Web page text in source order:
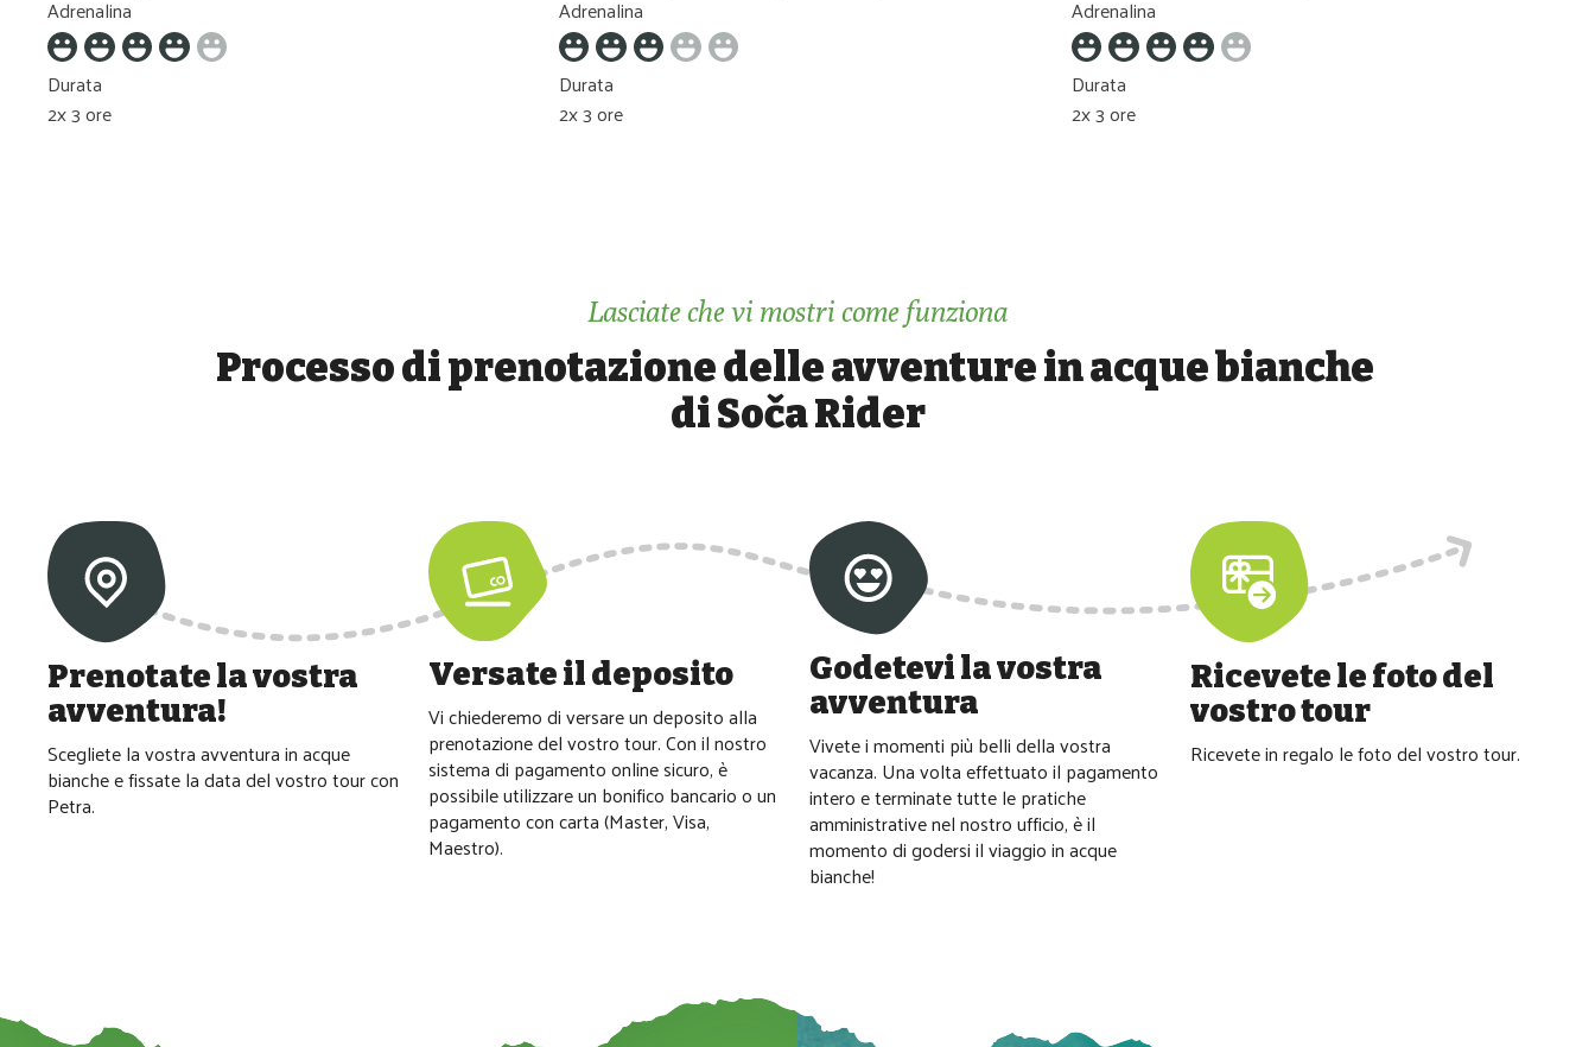
Adrenalina
Durata
2x 3 ore
Adrenalina
Durata
2x 3 ore
Adrenalina
Durata
2x 3 ore
Lasciate che vi mostri come funziona
Processo di prenotazione delle avventure in acque bianche
di Soča Rider
Prenotate la vostra
avventura!
Scegliete la vostra avventura in acque
bianche e fissate la data del vostro tour con
Petra.
Versate il deposito
Vi chiederemo di versare un deposito alla
prenotazione del vostro tour. Con il nostro
sistema di pagamento online sicuro, è
possibile utilizzare un bonifico bancario o un
pagamento con carta (Master, Visa,
Maestro).
Godetevi la vostra
avventura
Vivete i momenti più belli della vostra
vacanza. Una volta effettuato il pagamento
intero e terminate tutte le pratiche
amministrative nel nostro ufficio, è il
momento di godersi il viaggio in acque
bianche!
Ricevete le foto del
vostro tour
Ricevete in regalo le foto del vostro tour.